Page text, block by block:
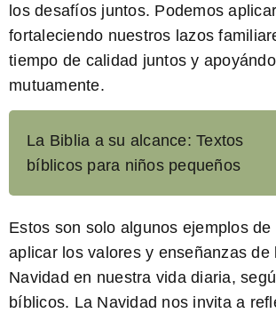
los desafíos juntos. Podemos
fortaleciendo nuestros lazos
tiempo de calidad juntos y
mutuamente.
La Biblia a su alcance: Textos
bíblicos para niños pequeños
Estos son solo algunos ejemplos
aplicar los valores y enseñanzas de
Navidad en nuestra vida diaria,
bíblicos. La Navidad nos invita a